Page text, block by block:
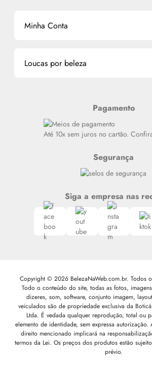
Nossas lojas
Cupom de Desconto
La Vie Est Belle Lancôme
Miniaturas de Produtos de Cabelo
Minha Conta
Meus endereços
Loucas por beleza
Siga nosso canal no Whatsapp
Pagamento
Até 10x sem juros no cartão.
Segurança
Siga a empresa nas
Copyright © 2026 BelezaNaWeb.com.br. Todos
Todo o conteúdo do site, todas as fotos,
dizeres, som, software, conjunto imagem,
veiculados são de propriedade exclusiva da
Ltda. É vedada qualquer reprodução, total ou
elemento de identidade, sem expressa
direito mencionado implicará na
termos da Lei. Os preços dos produtos estão
prévio.